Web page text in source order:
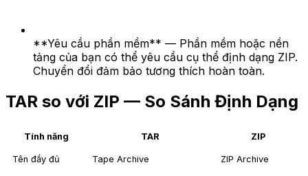
**Yêu cầu phần mềm** — Phần mềm hoặc nền
tảng của bạn có thể yêu cầu cụ thể định dạng ZIP.
Chuyển đổi đảm bảo tương thích hoàn toàn.
TAR so với ZIP — So Sánh Định Dạng
Tính năng TAR ZIP
Tên đầy đủ Tape Archive ZIP Archive